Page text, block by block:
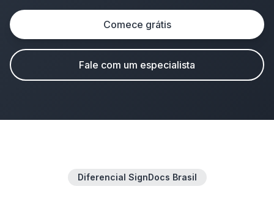
Comece grátis
Fale com um especialista
Diferencial SignDocs Brasil